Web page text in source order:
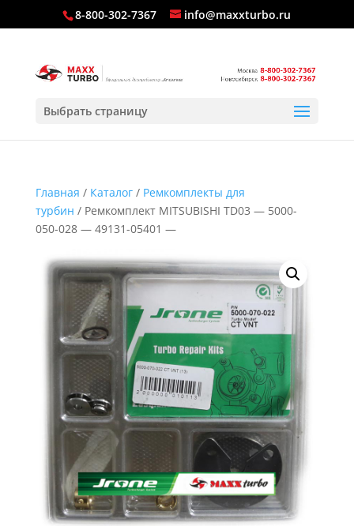
8-800-302-7367 info@maxxturbo.ru
Выбрать страницу
Главная / Каталог/ Ремкомплекты для
турбин / Ремкомплект MITSUBISHI TD03 — 5000-
050-028 — 49131-05401 —